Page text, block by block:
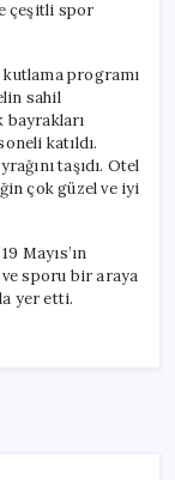
çeşitli spor
kutlama programı
sahil
bayrakları
katıldı.
taşıdı. Otel
çok güzel ve iyi
Mayıs’ın
sporu bir araya
yer etti.